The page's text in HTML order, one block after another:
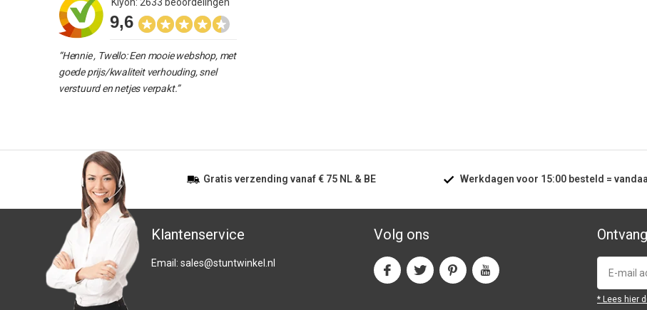
9,6
“Hennie , Twello: Een mooie webshop, met
goede prijs/kwaliteit verhouding, snel
verstuurd en netjes verpakt.”
Gratis verzending vanaf€ 75 NL & BE Werkdagen voor 15:00besteld =
Klantenservice
Email: sales@stuntwinkel.nl
Volg ons
* Lees hier